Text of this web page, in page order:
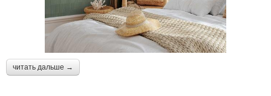
читать дальше →